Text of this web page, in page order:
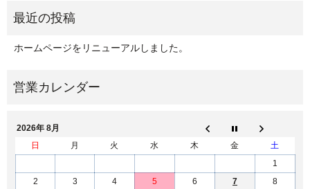
ホームページをリニューアルしました。
2026年 8月
日
月 火 水 木 金
土
1
2
3 4 5 6 7
8